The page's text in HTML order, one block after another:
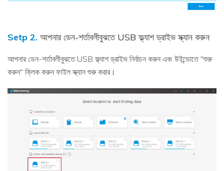
Setp 2. আপনার ডেন-শর্তাবলীবুঝতে USB ফ্ল্যাশ ড্রাইভ স্ক্যান করুন
আপনার ডেন-শর্তাবলীবুঝতে USB ফ্ল্যাশ ড্রাইভ নির্বাচন করুন এবং উইন্ডোতে "শুরু
করুন" ক্লিক করুন ফাইল স্ক্যান শুরু করার।